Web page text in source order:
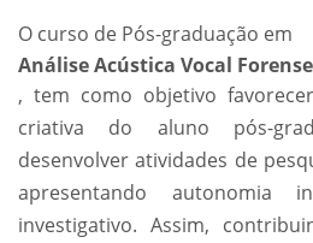
O curso de Pós-graduação em
Análise Acústica Vocal Forense
, tem como objetivo
criativa do aluno pós-
desenvolver atividades de
apresentando autonomia
investigativo. Assim,